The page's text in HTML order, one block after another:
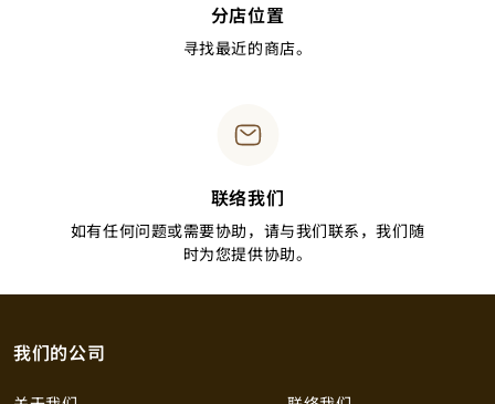
分店位置
寻找最近的商店。
联络我们
如有任何问题或需要协助，请与我们联系，我们随
时为您提供协助。
我们的公司